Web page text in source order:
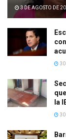
3 DE AGOSTO DE
30
la
30